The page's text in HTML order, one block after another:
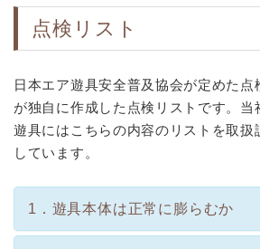
点検リスト
日本エア遊具安全普及協会が定めた点
が独自に作成した点検リストです。当
遊具にはこちらの内容のリストを取扱
しています。
1．遊具本体は正常に膨らむか